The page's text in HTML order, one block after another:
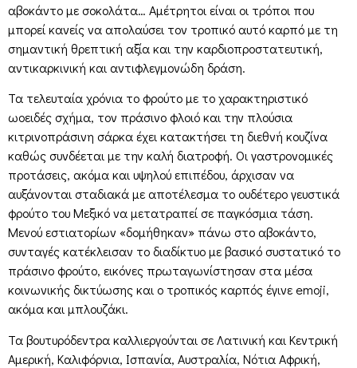
αβοκάντο με σοκολάτα… Αμέτρητοι είναι οι τρόποι που
μπορεί κανείς να απολαύσει τον τροπικό αυτό καρπό με τη
σημαντική θρεπτική αξία και την καρδιοπροστατευτική,
αντικαρκινική και αντιφλεγμονώδη δράση.
Τα τελευταία χρόνια το φρούτο με το χαρακτηριστικό
ωοειδές σχήμα, τον πράσινο φλοιό και την πλούσια
κιτρινοπράσινη σάρκα έχει κατακτήσει τη διεθνή κουζίνα
καθώς συνδέεται με την καλή διατροφή. Οι γαστρονομικές
προτάσεις, ακόμα και υψηλού επιπέδου, άρχισαν να
αυξάνονται σταδιακά με αποτέλεσμα το ουδέτερο γευστικά
φρούτο του Μεξικό να μετατραπεί σε παγκόσμια τάση.
Μενού εστιατορίων «δομήθηκαν» πάνω στο αβοκάντο,
συνταγές κατέκλεισαν το διαδίκτυο με βασικό συστατικό το
πράσινο φρούτο, εικόνες πρωταγωνίστησαν στα μέσα
κοινωνικής δικτύωσης και ο τροπικός καρπός έγινε emoji,
ακόμα και μπλουζάκι.
Τα βουτυρόδεντρα καλλιεργούνται σε Λατινική και Κεντρική
Αμερική, Καλιφόρνια, Ισπανία, Αυστραλία, Νότια Αφρική,